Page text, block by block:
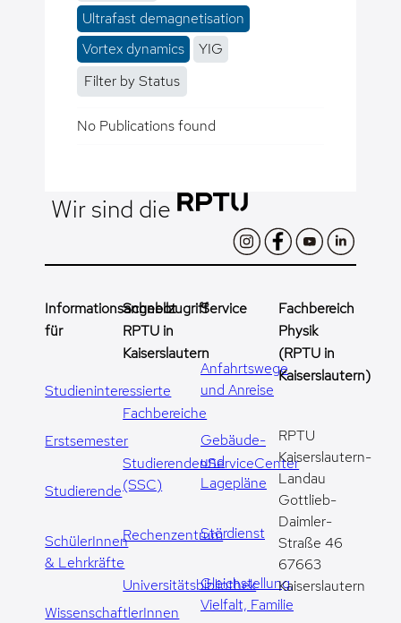
Ultrafast demagnetisation
Vortex dynamics
YIG
Filter by Status
No Publications found
Wir sind die
Informationsangebot
für
Studieninteressierte
Erstsemester
Studierende
SchülerInnen
& Lehrkräfte
WissenschaftlerInnen
Schnellzugriff
RPTU in
Kaiserslautern
Fachbereiche
StudierendenServiceCenter
(SSC)
Rechenzentrum
Universitätsbibliothek
Service
Anfahrtswege
und Anreise
Gebäude-
und
Lagepläne
Stördienst
Gleichstellung,
Vielfalt, Familie
Fachbereich
Physik
(RPTU in
Kaiserslautern)
RPTU
Kaiserslautern-
Landau
Gottlieb-
Daimler-
Straße 46
67663
Kaiserslautern